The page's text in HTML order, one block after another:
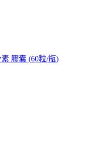
膠囊 (60粒/瓶)